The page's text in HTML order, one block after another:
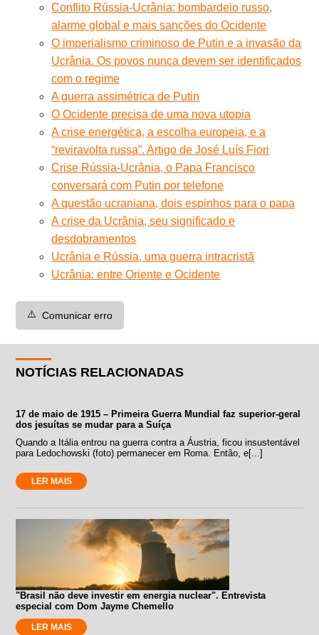
Conflito Rússia-Ucrânia: bombardeio russo,
alarme global e mais sanções do Ocidente
O imperialismo criminoso de Putin e a invasão da
Ucrânia. Os povos nunca devem ser identificados
com o regime
A guerra assimétrica de Putin
O Ocidente precisa de uma nova utopia
A crise energética, a escolha europeia, e a
“reviravolta russa”. Artigo de José Luís Fiori
Crise Rússia-Ucrânia, o Papa Francisco
conversará com Putin por telefone
A questão ucraniana, dois espinhos para o papa
A crise da Ucrânia, seu significado e
desdobramentos
Ucrânia e Rússia, uma guerra intracristã
Ucrânia: entre Oriente e Ocidente
⚠️ Comunicar erro
NOTÍCIAS RELACIONADAS
17 de maio de 1915 – Primeira Guerra Mundial faz superior-geral
dos jesuítas se mudar para a Suíça
Quando a Itália entrou na guerra contra a Áustria, ficou insustentável
para Ledochowski (foto) permanecer em Roma. Então, e[...]
LER MAIS
"Brasil não deve investir em energia nuclear". Entrevista
especial com Dom Jayme Chemello
LER MAIS